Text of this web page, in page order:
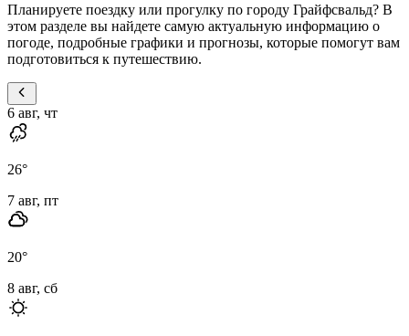
Планируете поездку или прогулку по городу Грайфсвальд? В
этом разделе вы найдете самую актуальную информацию о
погоде, подробные графики и прогнозы, которые помогут вам
подготовиться к путешествию.
6 авг, чт
26°
7 авг, пт
20°
8 авг, сб